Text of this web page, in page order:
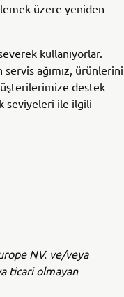
üzere yeniden
kullanıyorlar.
ağımız, ürünlerini
destek
seviyeleri ile ilgili
NV. ve/veya
ticari olmayan